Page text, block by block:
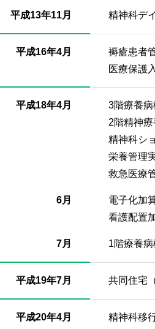
平成13年11月 精神科デ
平成16年4月
褥瘡患者
医療保護
平成18年4月
3階療養
2階精神
精神科シ
栄養管理
救急医療
6月
電子化加
看護配置
7月 1階療養
平成19年7月 共同住宅
平成20年4月
精神科移